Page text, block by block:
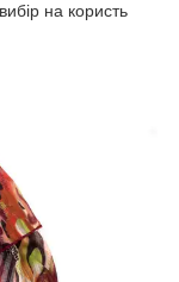
на користь